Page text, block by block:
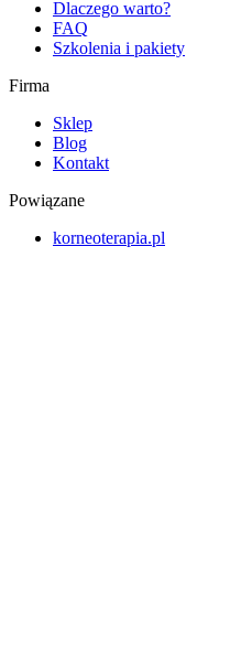
Dlaczego warto?
FAQ
Szkolenia i pakiety
Firma
Sklep
Blog
Kontakt
Powiązane
korneoterapia.pl